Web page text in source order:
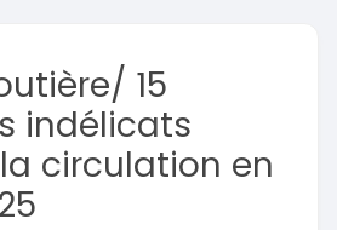
15
indélicats
circulation en